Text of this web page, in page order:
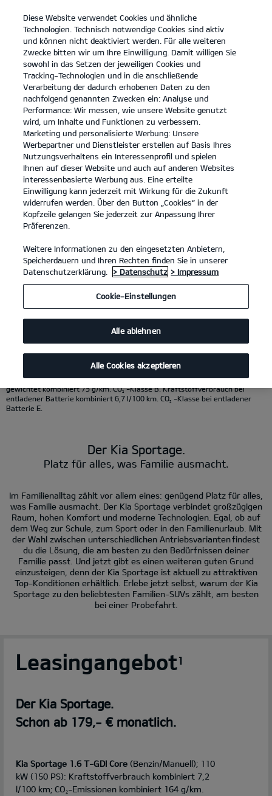
open
menu
KONTAKT
Kia Sportage 1.6 T-GDI 48V AWD DCT(Benzin/Automatik); 132 kW (180 PS):
Kraftstoffverbrauch kombiniert 7,8 l/100 km; CO -Emissionen kombiniert
177 g/km. CO -Klasse G.
Kia Sportage Hybrid 1.6 T-GDI Hybrid AWD(Benzin/Automatik); 176 kW (239
212 kW (288 PS): Kraftstoffverbrauch gewichtet kombiniert 3,3 l/100 km;
Stromverbrauch gewichtet kombiniert 11,1 kWh/100 km; CO -Emissionen
gewichtet kombiniert 75 g/km. CO2-Klasse B. Kraftstoffverbrauch bei
entladener Batterie kombiniert 6,7 l/100 km. CO2
-Klasse bei entladener
Batterie E.
Der Kia Sportage.
Platz für alles, was Familie ausmacht.
Im Familienalltag zählt vor allem eines: genügend Platz für alles,
was Familie ausmacht. Der Kia Sportage verbindet großzügigen
Raum, hohen Komfort und moderne Technologien. Egal, ob auf
dem Weg zur Schule, zum Sport oder in den Familienurlaub. Mit
der Wahl zwischen unterschiedlichen Antriebsvarianten findest
du die Lösung, die am besten zu den Bedürfnissen deiner
Familie passt. Und jetzt gibt es einen weiteren guten Grund
einzusteigen, denn der Kia Sportage ist aktuell zu attraktiven
Top-Konditionen erhältlich. Erlebe jetzt selbst, warum der Kia
Sportage zu den beliebtesten Familien-SUVs zählt, am besten
bei einer Probefahrt.
Leasingangebot1
Der Kia Sportage.
Schon ab 179,- € monatlich.
Kia Sportage 1.6 T-GDI Core (Benzin/Manuell); 110
kW (150 PS): Kraftstoffverbrauch kombiniert 7,2
l/100 km; CO2-Emissionen kombiniert 164 g/km.
Diese Website verwendet Cookies und ähnliche
Technologien. Technisch notwendige Cookies sind aktiv
und können nicht deaktiviert werden. Für alle weiteren
Zwecke bitten wir um Ihre Einwilligung. Damit willigen Sie
sowohl in das Setzen der jeweiligen Cookies und
Tracking-Technologien und in die anschließende
Verarbeitung der dadurch erhobenen Daten zu den
nachfolgend genannten Zwecken ein: Analyse und
Performance: Wir messen, wie unsere Website genutzt
wird, um Inhalte und Funktionen zu verbessern.
Marketing und personalisierte Werbung: Unsere
Werbepartner und Dienstleister erstellen auf Basis Ihres
Nutzungsverhaltens ein Interessenprofil und spielen
Ihnen auf dieser Website und auch auf anderen Websites
interessenbasierte Werbung aus. Eine erteilte
Einwilligung kann jederzeit mit Wirkung für die Zukunft
widerrufen werden. Über den Button „Cookies“ in der
Kopfzeile gelangen Sie jederzeit zur Anpassung Ihrer
Präferenzen.
Weitere Informationen zu den eingesetzten Anbietern,
Speicherdauern und Ihren Rechten finden Sie in unserer
Datenschutzerklärung.
> Datenschutz > Impressum
Cookie-Einstellungen
Alle ablehnen
Alle Cookies akzeptieren